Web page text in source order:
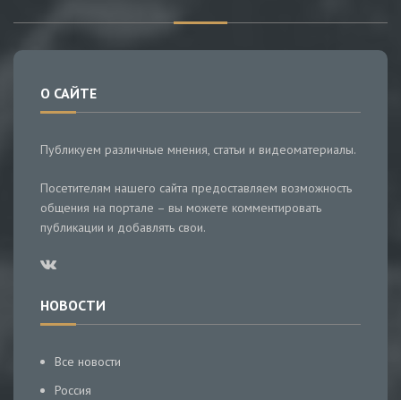
О САЙТЕ
Публикуем различные мнения, статьи и видеоматериалы.
Посетителям нашего сайта предоставляем возможность
общения на портале – вы можете комментировать
публикации и добавлять свои.
НОВОСТИ
Все новости
Россия